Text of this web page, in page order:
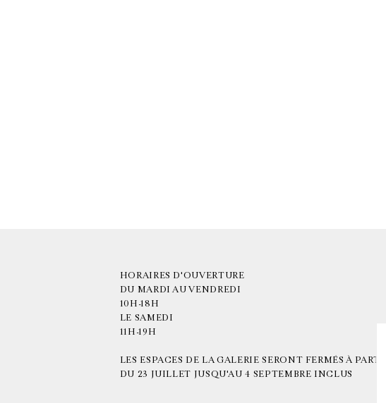
HORAIRES D'OUVERTURE
DU MARDI AU VENDREDI
10H-18H
LE SAMEDI
11H-19H
LES ESPACES DE LA GALERIE SERONT FERMÉS À PARTIR
DU 23 JUILLET JUSQU'AU 4 SEPTEMBRE INCLUS